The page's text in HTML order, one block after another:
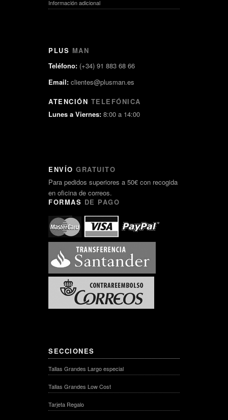
Información adicional
PLUS MAN
Teléfono: (+34) 91 883 68 66
Email: clientes@plusman.es
ATENCIÓN TELEFÓNICA
Lunes a Viernes: 8:00 a 14:00
ENVÍO GRATUITO
Para pedidos superiores a 50€ con recogida
en oficina de correos.
FORMAS DE PAGO
SECCIONES
Tallas Grandes Largo especial
Tallas Grandes Low Cost
Tarjeta Regalo